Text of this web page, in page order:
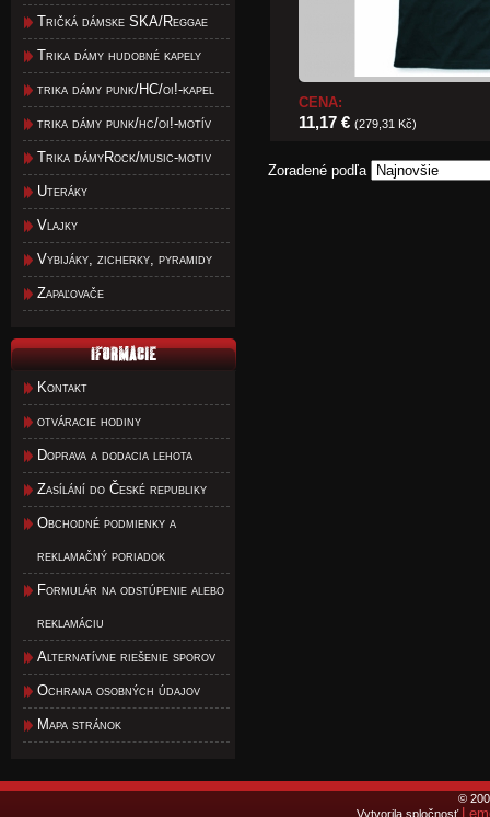
Tričká dámske SKA/Reggae
Trika dámy hudobné kapely
trika dámy punk/HC/oi!-kapel
trika dámy punk/hc/oi!-motív
Trika dámyRock/music-motiv
Uteráky
Vlajky
Vybijáky, zicherky, pyramidy
Zapaľovače
Kontakt
otváracie hodiny
Doprava a dodacia lehota
Zasílání do České republiky
Obchodné podmienky a
reklamačný poriadok
Formulár na odstúpenie alebo
reklamáciu
Alternatívne riešenie sporov
Ochrana osobných údajov
Mapa stránok
CENA:
11,17 € (279,31 Kč)
Zoradené podľa
©
Vytvorila spločnosť